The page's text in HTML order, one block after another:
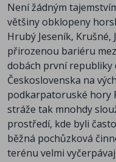
Není žádným
většiny obklopeny
Hrubý Jeseník,
přirozenou bariéru
dobách první republiky
Československa na
podkarpatoruské hory
stráže tak mnohdy
prostředí, kde byli
běžná pochůzková
terénu velmi